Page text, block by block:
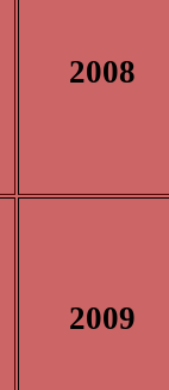
2008
2009